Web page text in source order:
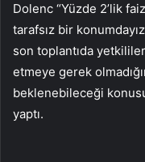
Dolenc “Yüzde 2’lik
tarafsız bir
son toplantıda
etmeye gerek
beklenebileceği
yaptı.